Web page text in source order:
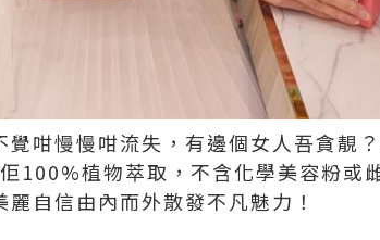
咁慢慢咁流失，有邊個女人吾貪靚
100%植物萃取，不含化學美容粉或
自信由內而外散發不凡魅力！